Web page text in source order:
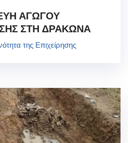
ΑΓΩΓΟΥ
ΣΤΗ ΔΡΑΚΩΝΑ
της Επιχείρησης